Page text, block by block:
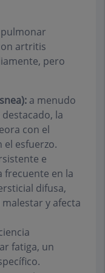
artritis
pero
a menudo
la
con el
el esfuerzo.
e
frecuente en la
difusa,
y afecta
fatiga, un